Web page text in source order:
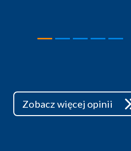
Zobacz więcej opinii